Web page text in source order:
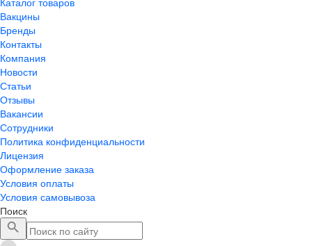
Вакцины
Бренды
Контакты
Компания
Новости
Статьи
Отзывы
Вакансии
Сотрудники
Политика конфиденциальности
Лицензия
Оформление заказа
Условия оплаты
Условия самовывоза
Поиск